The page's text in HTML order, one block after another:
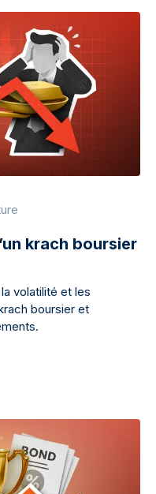
krach boursier
volatilité et les
boursier et